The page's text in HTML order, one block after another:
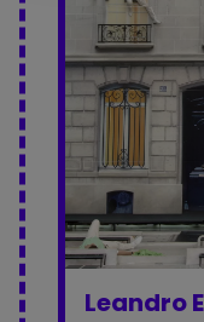
Leandro